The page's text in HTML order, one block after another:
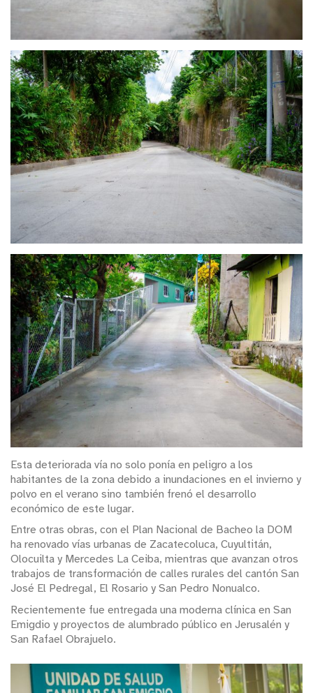
Esta deteriorada vía no solo ponía en peligro a los
habitantes de la zona debido a inundaciones en el invierno y
polvo en el verano sino también frenó el desarrollo
económico de este lugar.
Entre otras obras, con el Plan Nacional de Bacheo la DOM
ha renovado vías urbanas de Zacatecoluca, Cuyultitán,
Olocuilta y Mercedes La Ceiba, mientras que avanzan otros
trabajos de transformación de calles rurales del cantón San
José El Pedregal, El Rosario y San Pedro Nonualco.
Recientemente fue entregada una moderna clínica en San
Emigdio y proyectos de alumbrado público en Jerusalén y
San Rafael Obrajuelo.